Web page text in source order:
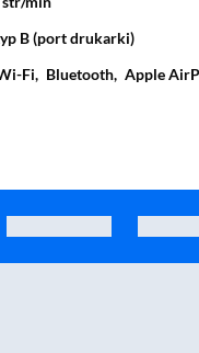
B (port drukarki)
Fi, Bluetooth, Apple